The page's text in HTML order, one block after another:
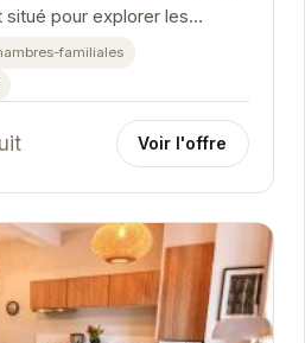
pour explorer les
d'un séjour...
familiales
Voir l'offre